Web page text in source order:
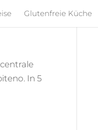
Glutenfreie Küche
In 5